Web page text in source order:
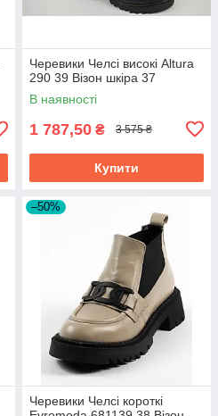
Черевики Челсі високі Altura
290 39 Візон шкіра 37
В наявності
1 787,50 ₴ 3 575 ₴
Купити
–50%
Черевики Челсі короткі